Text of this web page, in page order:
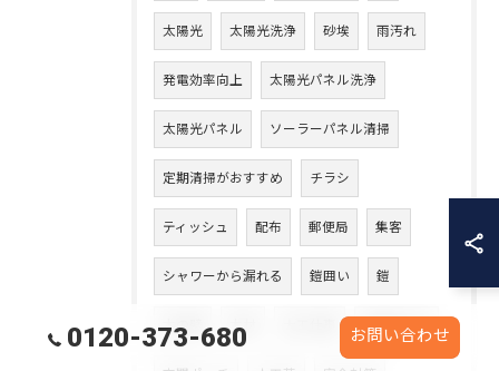
太陽光 太陽光洗浄 砂埃 雨汚れ
発電効率向上 太陽光パネル洗浄
太陽光パネル ソーラーパネル清掃
定期清掃がおすすめ チラシ
ティッシュ 配布 郵便局 集客
シャワーから漏れる 鎧囲い 鎧
木の壁 木材 玄関まわり
0120-373-680 お問い合わせ